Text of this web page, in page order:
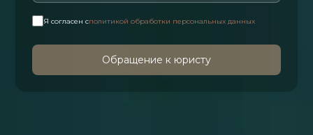
Я согласен сполитикой обработки персональных данных
Обращение к юристу